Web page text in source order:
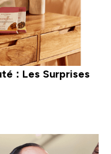
: Les Surprises